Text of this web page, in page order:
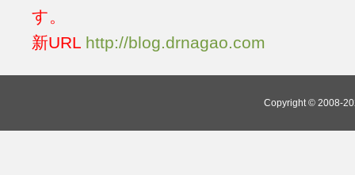
す。
新URL http://blog.drnagao.com
Copyright © 2008-